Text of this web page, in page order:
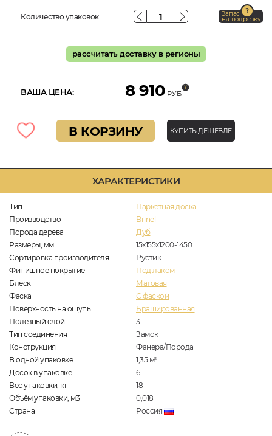
ХАРАКТЕРИСТИКИ
Тип
Паркетная доска
Производство
Brinel
Порода дерева
Дуб
Размеры, мм
15х155х1200-1450
Сортировка производителя
Рустик
Финишное покрытие
Под лаком
Блеск
Матовая
Фаска
С фаской
Поверхность на ощупь
Брашированная
Полезный слой
3
Тип соединения
Замок
Конструкция
Фанера/Порода
В одной упаковке
1,35 м2
Досок в упаковке
6
Вес упаковки, кг
18
Объём упаковки, м3
0,018
Страна
Россия
Количество упаковок Запас
на подрезку
рассчитать доставку в регионы
ВАША ЦЕНА: 8 910 РУБ.
В КОРЗИНУ КУПИТЬ ДЕШЕВЛЕ